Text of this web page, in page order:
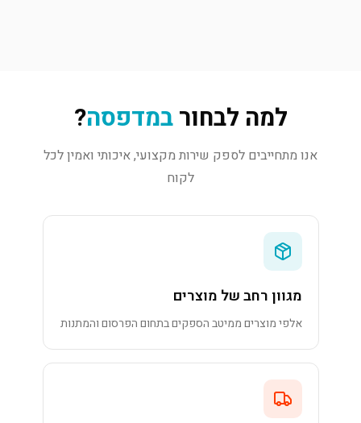
למה לבחורבמדפסה?
אנו מתחייבים לספק שירות מקצועי, איכותי ואמין לכל
לקוח
מגוון רחב של מוצרים
אלפי מוצרים ממיטב הספקים בתחום הפרסום והמתנות